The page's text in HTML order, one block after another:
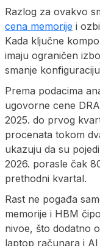
Razlog za ovakvo
cena memorije i
Kada ključne
imaju ograničen
smanje
Prema podacima
ugovorne cene
2025. do prvog
procenata tokom
ukazuju da su
2026. porasle čak
prethodni kvartal.
Rast ne pogađa
memorije i HBM
nivoe, što dodatno
laptop računara i